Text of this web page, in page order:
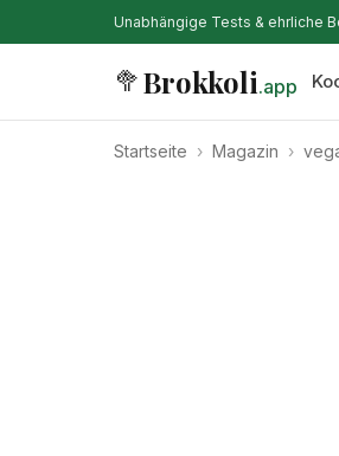
Unabhängige Tests & ehrliche
🥦Brokkoli.app
Startseite › Magazin ›